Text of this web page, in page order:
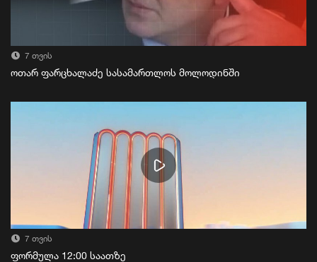
7 თვის
ოთარ ფარცხალაძე სასამართლოს მოლოდინში
7 თვის
ფორმულა 12:00 საათზე